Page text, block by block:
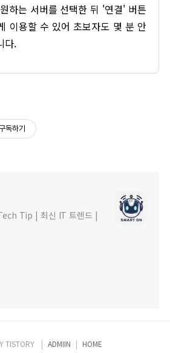
하는 서버를 선택한 뒤 '연결' 버튼
이용할 수 있어 초보자도 몇 분 안
다.
독하기
Tip | 최신 IT 트렌드 |
TISTORY ADMIIN HOME